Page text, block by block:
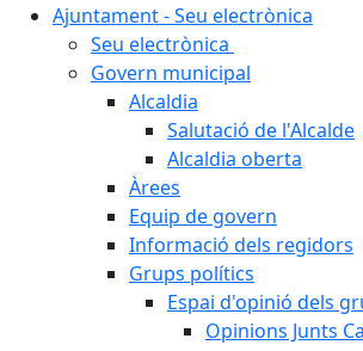
Ajuntament - Seu electrònica
Seu electrònica
Govern municipal
Alcaldia
Salutació de l'Alcalde
Alcaldia oberta
Àrees
Equip de govern
Informació dels regidors
Grups polítics
Espai d'opinió dels
Opinions Junts